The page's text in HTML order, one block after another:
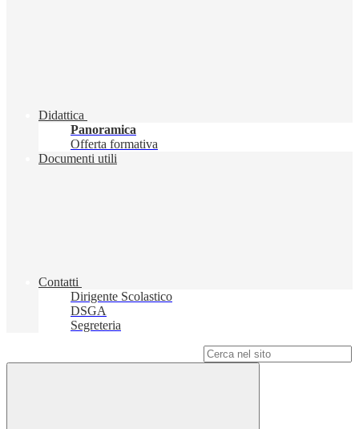
Didattica
Panoramica
Offerta formativa
Documenti utili
Contatti
Dirigente Scolastico
DSGA
Segreteria